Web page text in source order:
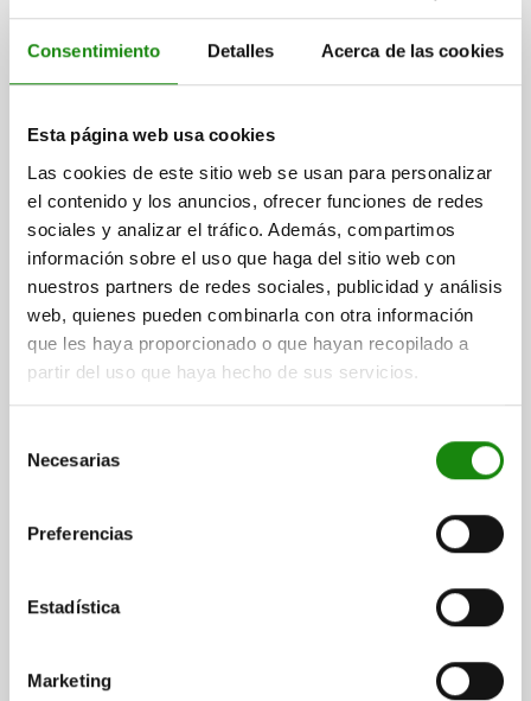
Consentimiento Detalles Acerca de las cookies
Esta página web usa cookies
Las cookies de este sitio web se usan para personalizar
el contenido y los anuncios, ofrecer funciones de redes
sociales y analizar el tráfico. Además, compartimos
información sobre el uso que haga del sitio web con
nuestros partners de redes sociales, publicidad y análisis
web, quienes pueden combinarla con otra información
que les haya proporcionado o que hayan recopilado a
partir del uso que haya hecho de sus servicios.
Necesarias
Preferencias
Estadística
Marketing
Descripción
MATERIAL
Acero o acero inoxidable.
VERSIÓN
Acero bruñido.
Con la forma C, se puede ajustar la altura del rodillo guía. Una
vez ajustada la altura, se puede apretar el tornillo (véase la
tolerancia para la dimensión D.